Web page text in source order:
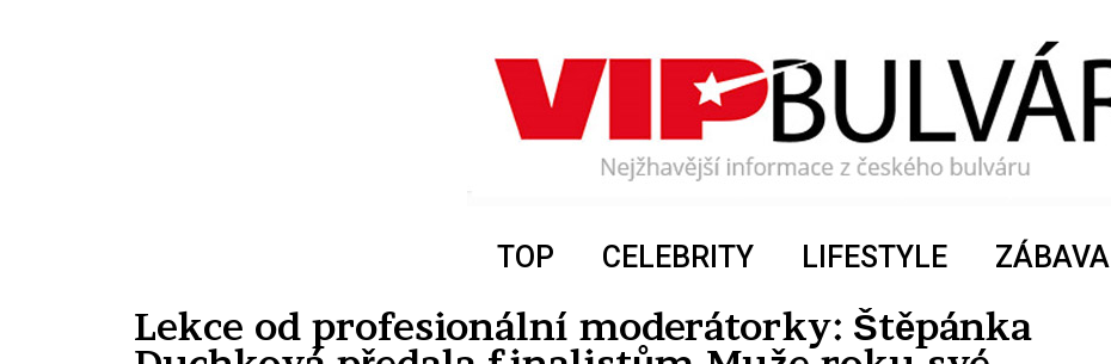
TOP CELEBRITY LIFESTYLE ZÁBAVA
Lekce od profesionální moderátorky: Štěpánka